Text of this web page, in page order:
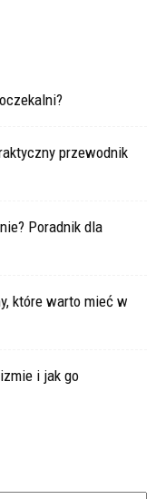
przewodnik
Poradnik dla
które warto mieć w
i jak go